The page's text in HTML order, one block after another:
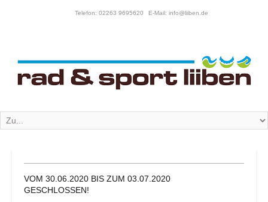
Telefon: 02263 9695620 E-Mail: info@liiben.de
VOM 30.06.2020 BIS ZUM 03.07.2020
GESCHLOSSEN!